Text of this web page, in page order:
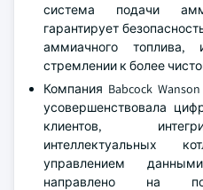
система подачи
гарантирует
аммиачного
стремлении к более
Компания Babcock
усовершенствовала
клиентов,
интеллектуальных
управлением
направлено на